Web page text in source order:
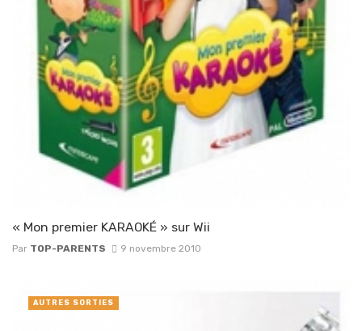
« Mon premier KARAOKÉ » sur Wii
Par TOP-PARENTS 9 novembre 2010
AUTRES SORTIES